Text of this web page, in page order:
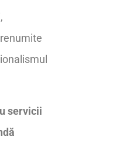
servicii